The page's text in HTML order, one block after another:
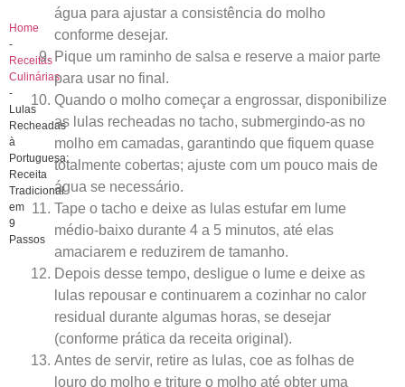
Home
-
Receitas
Culinárias
-
Lulas
Recheadas
à
Portuguesa:
Receita
Tradicional
em
9
Passos
água para ajustar a consistência do molho
conforme desejar.
Pique um raminho de salsa e reserve a maior parte
para usar no final.
Quando o molho começar a engrossar, disponibilize
as lulas recheadas no tacho, submergindo-as no
molho em camadas, garantindo que fiquem quase
totalmente cobertas; ajuste com um pouco mais de
água se necessário.
Tape o tacho e deixe as lulas estufar em lume
médio-baixo durante 4 a 5 minutos, até elas
amaciarem e reduzirem de tamanho.
Depois desse tempo, desligue o lume e deixe as
lulas repousar e continuarem a cozinhar no calor
residual durante algumas horas, se desejar
(conforme prática da receita original).
Antes de servir, retire as lulas, coe as folhas de
louro do molho e triture o molho até obter uma